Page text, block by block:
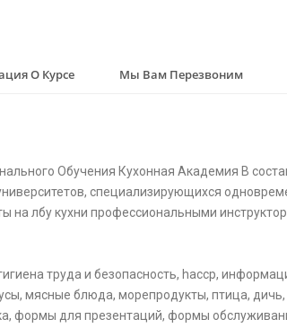
О Курсе Мы Вам Перезвоним
Обучения Кухонная Академия В
специализирующихся
на лбу кухни профессиональными
труда и безопасность, haccp,
мясные блюда, морепродукты, птица, дичь,
формы для презентаций, формы